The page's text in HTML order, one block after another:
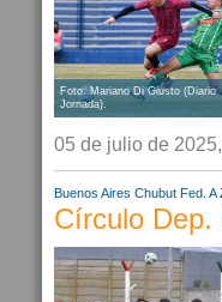
Foto: Mariano Di Giusto (Diario
Jornada).
05 de julio de
Buenos Aires Chubut Fed. A
Círculo Dep.